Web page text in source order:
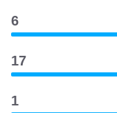
6
17
1